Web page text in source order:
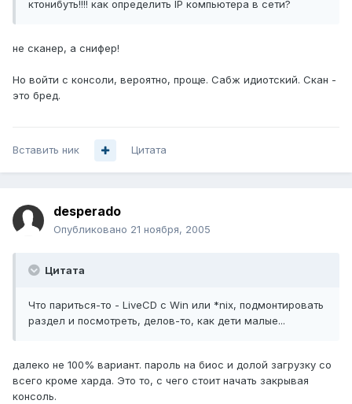
ктонибуть!!!! как определить IP компьютера в сети?
не сканер, а снифер!
Но войти с консоли, вероятно, проще. Сабж идиотский. Скан -
это бред.
Вставить ник Цитата
desperado
Опубликовано 21 ноября, 2005
Цитата
Что париться-то - LiveCD с Win или *nix, подмонтировать
раздел и посмотреть, делов-то, как дети малые...
далеко не 100% вариант. пароль на биос и долой загрузку со
всего кроме харда. Это то, с чего стоит начать закрывая
консоль.